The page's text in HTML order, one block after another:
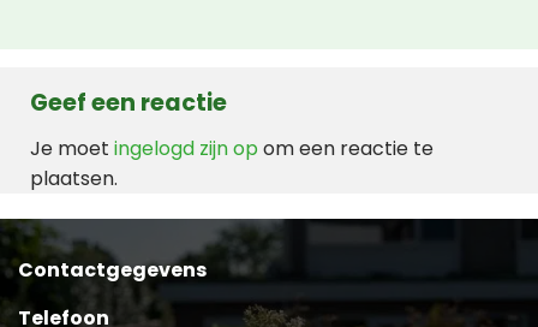
Geef een reactie
Je moet ingelogd zijn op om een reactie te
plaatsen.
Contactgegevens
Telefoon